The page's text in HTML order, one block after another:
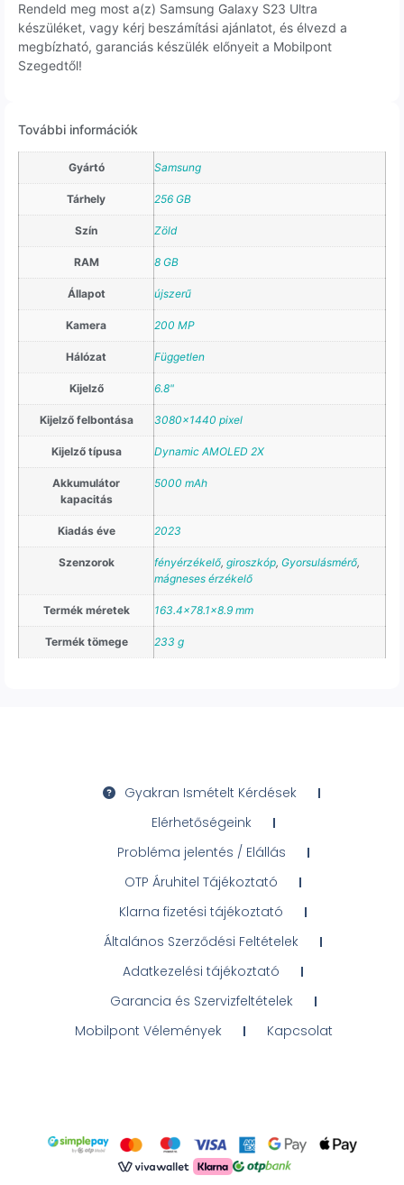
Rendeld meg most a(z) Samsung Galaxy S23 Ultra
készüléket, vagy kérj beszámítási ajánlatot, és élvezd a
megbízható, garanciás készülék előnyeit a Mobilpont
Szegedtől!
További információk
Gyártó Samsung
Tárhely 256 GB
Szín Zöld
RAM 8 GB
Állapot újszerű
Kamera 200 MP
Hálózat Független
Kijelző 6.8"
Kijelző felbontása 3080×1440 pixel
Kijelző típusa Dynamic AMOLED 2X
Akkumulátor
kapacitás
5000 mAh
Kiadás éve 2023
Szenzorok fényérzékelő, giroszkóp, Gyorsulásmérő,
mágneses érzékelő
Termék méretek 163.4×78.1×8.9 mm
Termék tömege 233 g
Gyakran Ismételt Kérdések
Elérhetőségeink
Probléma jelentés / Elállás
OTP Áruhitel Tájékoztató
Klarna fizetési tájékoztató
Általános Szerződési Feltételek
Adatkezelési tájékoztató
Garancia és Szervizfeltételek
Mobilpont Vélemények
Kapcsolat